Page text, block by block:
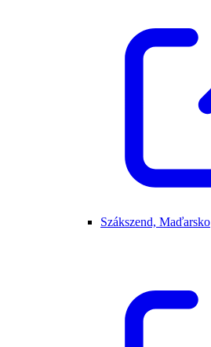
Szákszend, Maďarsko